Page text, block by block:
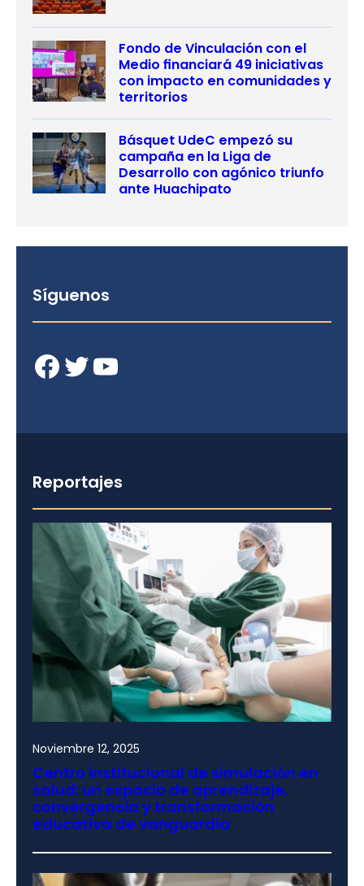
Fondo de Vinculación con el
Medio financiará 49 iniciativas
con impacto en comunidades y
territorios
Básquet UdeC empezó su
campaña en la Liga de
Desarrollo con agónico triunfo
ante Huachipato
Síguenos
Facebook Twitter YouTube
Reportajes
Noviembre 12, 2025
Centro institucional de simulación en
salud: un espacio de aprendizaje,
convergencia y transformación
educativa de vanguardia